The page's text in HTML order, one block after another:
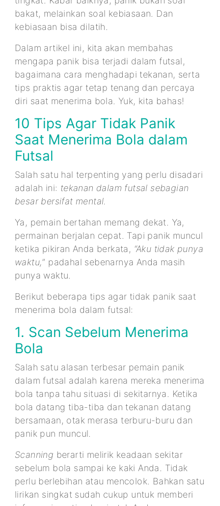
bakat, melainkan soal kebiasaan. Dan
kebiasaan bisa dilatih.
Dalam artikel ini, kita akan membahas
mengapa panik bisa terjadi dalam futsal,
bagaimana cara menghadapi tekanan, serta
tips praktis agar tetap tenang dan percaya
diri saat menerima bola. Yuk, kita bahas!
10 Tips Agar Tidak Panik
Saat Menerima Bola dalam
Futsal
Salah satu hal terpenting yang perlu disadari
adalah ini: tekanan dalam futsal sebagian
besar bersifat mental.
Ya, pemain bertahan memang dekat. Ya,
permainan berjalan cepat. Tapi panik muncul
ketika pikiran Anda berkata, “Aku tidak punya
waktu,” padahal sebenarnya Anda masih
punya waktu.
Berikut beberapa tips agar tidak panik saat
menerima bola dalam futsal:
1. Scan Sebelum Menerima
Bola
Salah satu alasan terbesar pemain panik
dalam futsal adalah karena mereka menerima
bola tanpa tahu situasi di sekitarnya. Ketika
bola datang tiba-tiba dan tekanan datang
bersamaan, otak merasa terburu-buru dan
panik pun muncul.
Scanning berarti melirik keadaan sekitar
sebelum bola sampai ke kaki Anda. Tidak
perlu berlebihan atau mencolok. Bahkan satu
lirikan singkat sudah cukup untuk memberi